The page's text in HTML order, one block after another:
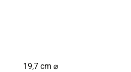
19,7 cm ⌀